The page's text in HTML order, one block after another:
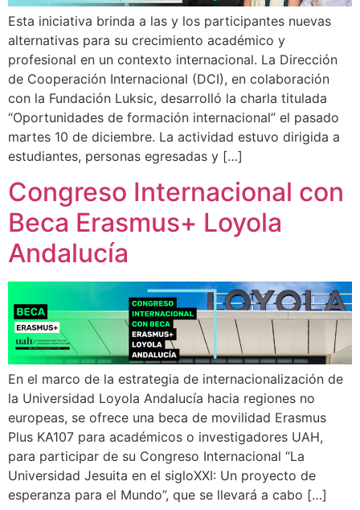
Esta iniciativa brinda a las y los participantes nuevas
alternativas para su crecimiento académico y
profesional en un contexto internacional. La Dirección
de Cooperación Internacional (DCI), en colaboración
con la Fundación Luksic, desarrolló la charla titulada
“Oportunidades de formación internacional” el pasado
martes 10 de diciembre. La actividad estuvo dirigida a
estudiantes, personas egresadas y […]
Congreso Internacional con
Beca Erasmus+ Loyola
Andalucía
En el marco de la estrategia de internacionalización de
la Universidad Loyola Andalucía hacia regiones no
europeas, se ofrece una beca de movilidad Erasmus
Plus KA107 para académicos o investigadores UAH,
para participar de su Congreso Internacional “La
Universidad Jesuita en el sigloXXI: Un proyecto de
esperanza para el Mundo”, que se llevará a cabo […]